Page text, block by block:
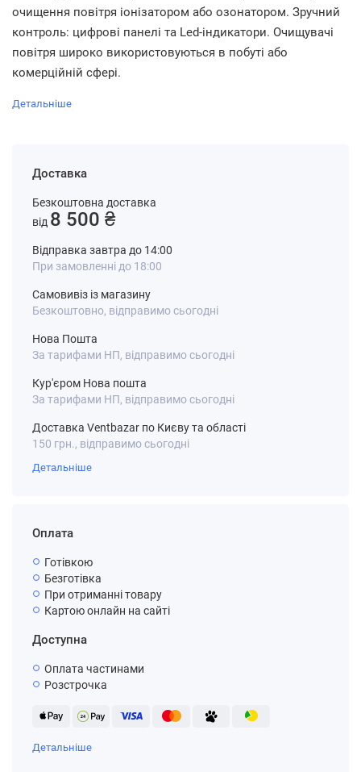
очищення повітря іонізатором або озонатором. Зручний
контроль: цифрові панелі та Led-індикатори. Очищувачі
повітря широко використовуються в побуті або
комерційній сфері.
Детальніше
Доставка
Безкоштовна доставка
від 8 500 ₴
Відправка завтра до 14:00
При замовленні до 18:00
Самовивіз із магазину
Безкоштовно, відправимо сьогодні
Нова Пошта
За тарифами НП, відправимо сьогодні
Кур'єром Нова пошта
За тарифами НП, відправимо сьогодні
Доставка Ventbazar по Києву та області
150 грн., відправимо сьогодні
Детальніше
Оплата
Готівкою
Безготівка
При отриманні товару
Картою онлайн на сайті
Доступна
Оплата частинами
Розстрочка
Детальніше